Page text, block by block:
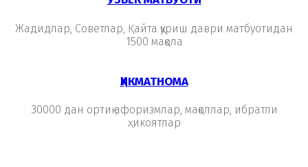
Жадидлар, Советлар, Қайта қуриш даври матбуотидан
1500 мақола
ҲИКМАТНОМА
30000 дан ортиқ афоризмлар, мақоллар, ибратли
ҳикоятлар